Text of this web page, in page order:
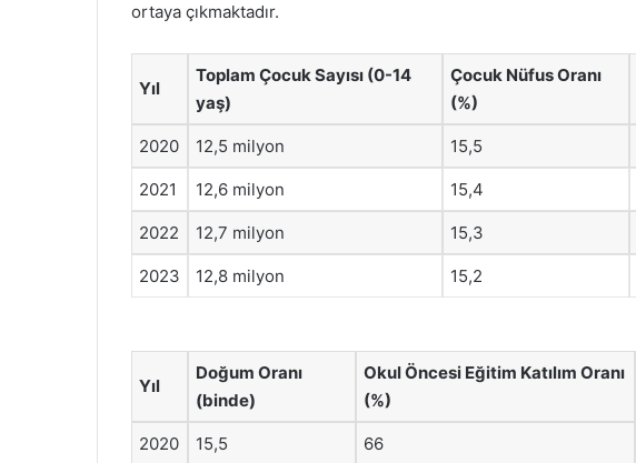
ortaya çıkmaktadır.
Yıl
Toplam Çocuk Sayısı (0-14
yaş)
Çocuk Nüfus Oranı
(%)
2020 12,5 milyon 15,5
2021 12,6 milyon 15,4
2022 12,7 milyon 15,3
2023 12,8 milyon 15,2
Yıl
Doğum Oranı
(binde)
Okul Öncesi Eğitim Katılım Oranı
(%)
2020 15,5 66